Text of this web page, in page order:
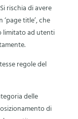
rischia di avere
title’, che
limitato ad utenti
regole del
delle
di